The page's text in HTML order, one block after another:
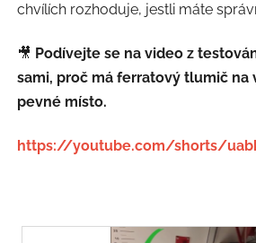
chvílích rozhoduje, jestli máte
🎥 Podívejte se na video z
sami, proč má ferratový tlumič na
pevné místo.
https://youtube.com/shorts/